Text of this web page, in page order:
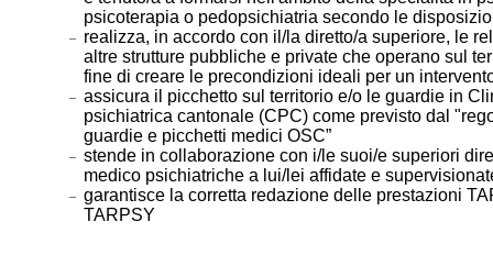
psicoterapia o pedopsichiatria secondo le
realizza, in accordo con il/la diretto/a superiore, le
altre strutture pubbliche e private che operano sul
fine di creare le precondizioni ideali per un
assicura il picchetto sul territorio e/o le guardie in
psichiatrica cantonale (CPC) come previsto dal
guardie e picchetti medici OSC”
stende in collaborazione con i/le suoi/e superiori
medico psichiatriche a lui/lei affidate e
garantisce la corretta redazione delle prestazioni
TARPSY